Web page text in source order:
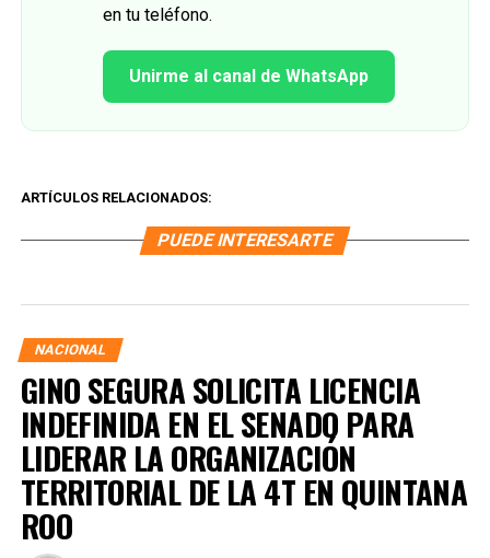
en tu teléfono.
Unirme al canal de WhatsApp
ARTÍCULOS RELACIONADOS:
PUEDE INTERESARTE
NACIONAL
GINO SEGURA SOLICITA LICENCIA
INDEFINIDA EN EL SENADO PARA
LIDERAR LA ORGANIZACIÓN
TERRITORIAL DE LA 4T EN QUINTANA
ROO